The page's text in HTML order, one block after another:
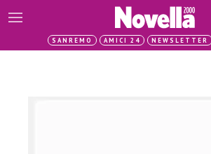
SANREMO AMICI 24 NEWSLETTER